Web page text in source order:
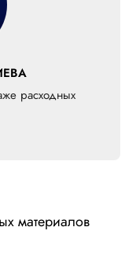
расходных
материалов